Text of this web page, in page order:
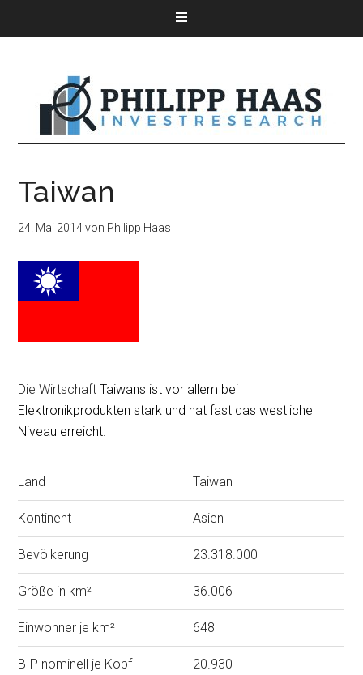
Taiwan
24. Mai 2014von Philipp Haas
Die WirtschaftTaiwans ist vor allem bei
Elektronikprodukten stark und hat fast das westliche
Niveau erreicht.
Land Taiwan
Kontinent Asien
Bevölkerung 23.318.000
Größe in km² 36.006
Einwohner je km² 648
BIP nominell je Kopf 20.930